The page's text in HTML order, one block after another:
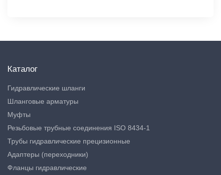
Каталог
Гидравлические шланги
Шланговые арматуры
Муфты
Резьбовые трубные соединения ISO 8434-1
Трубы гидравлические прецизионные
Адаптеры (переходники)
Фланцы гидравлические